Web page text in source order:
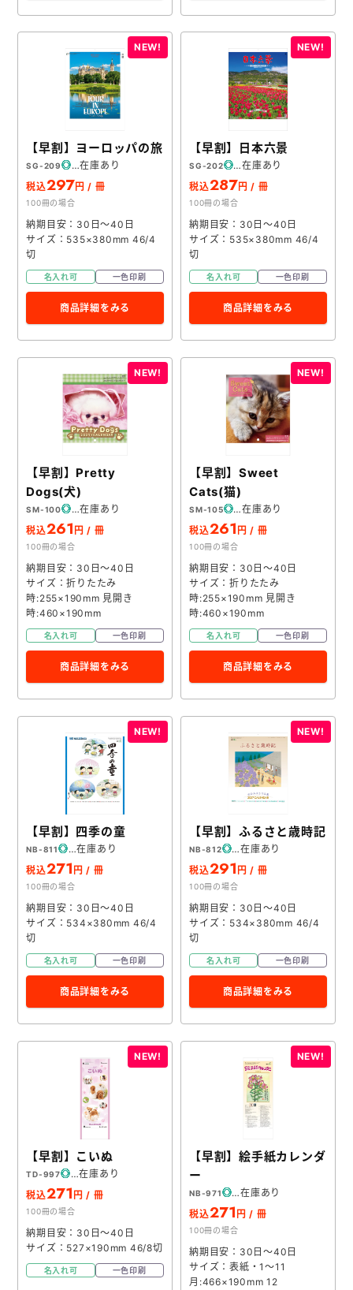
【早割】ヨーロッパの旅
SG-209
在庫あり
税込297円 / 冊
100冊の場合
納期目安：30日～40日
サイズ：535×380mm 46/4
切
名入れ可 一色印刷
商品詳細をみる
【早割】日本六景
SG-202
在庫あり
税込287円 / 冊
100冊の場合
納期目安：30日～40日
サイズ：535×380mm 46/4
切
名入れ可 一色印刷
商品詳細をみる
【早割】Pretty
Dogs(犬)
SM-100
在庫あり
税込261 円 / 冊
100冊の場合
納期目安：30日～40日
サイズ：折りたたみ
時:255×190mm 見開き
時:460×190mm
名入れ可 一色印刷
商品詳細をみる
【早割】Sweet
Cats(猫)
SM-105
在庫あり
税込261 円 / 冊
100冊の場合
納期目安：30日～40日
サイズ：折りたたみ
時:255×190mm 見開き
時:460×190mm
名入れ可 一色印刷
商品詳細をみる
【早割】四季の童
NB-811
在庫あり
税込271 円 / 冊
100冊の場合
納期目安：30日～40日
サイズ：534×380mm 46/4
切
名入れ可 一色印刷
商品詳細をみる
【早割】ふるさと歳時記
NB-812
在庫あり
税込291 円 / 冊
100冊の場合
納期目安：30日～40日
サイズ：534×380mm 46/4
切
名入れ可 一色印刷
商品詳細をみる
【早割】こいぬ
TD-997
在庫あり
税込271 円 / 冊
100冊の場合
納期目安：30日～40日
サイズ：527×190mm 46/8切
名入れ可 一色印刷
【早割】絵手紙カレンダ
ー
NB-971
在庫あり
税込271 円 / 冊
100冊の場合
納期目安：30日～40日
サイズ：表紙・1～11
月:466×190mm 12